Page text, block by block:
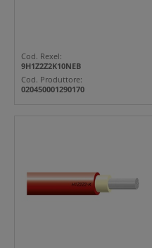
Cod. Rexel:
9H1Z2Z2K10NEB
Cod. Produttore:
020450001290170